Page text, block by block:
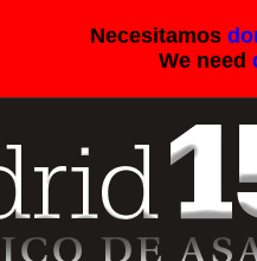
Necesitamos
We need